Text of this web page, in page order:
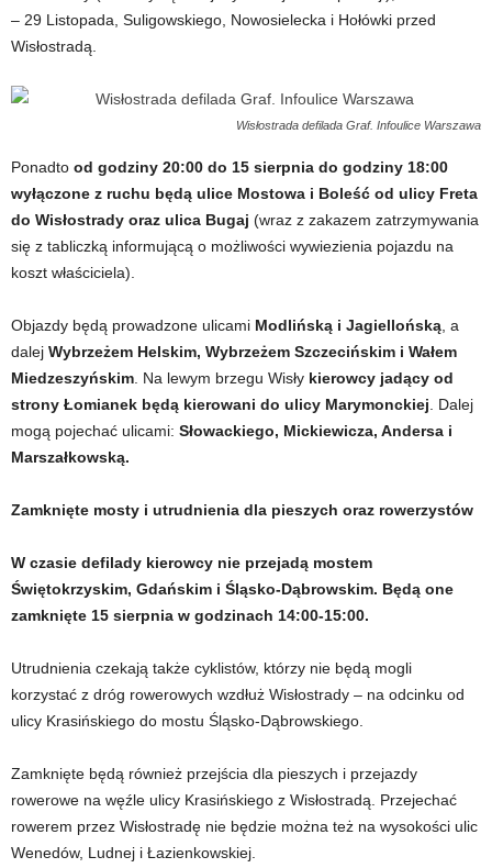
– 29 Listopada, Suligowskiego, Nowosielecka i Hołówki przed
Wisłostradą.
Wisłostrada defilada Graf. Infoulice Warszawa
Ponadto od godziny 20:00 do 15 sierpnia do godziny 18:00
wyłączone z ruchu będą ulice Mostowa i Boleść od ulicy Freta
do Wisłostrady oraz ulica Bugaj (wraz z zakazem zatrzymywania
się z tabliczką informującą o możliwości wywiezienia pojazdu na
koszt właściciela).
Objazdy będą prowadzone ulicami Modlińską i Jagiellońską , a
dalej Wybrzeżem Helskim, Wybrzeżem Szczecińskim i Wałem
Miedzeszyńskim . Na lewym brzegu Wisły kierowcy jadący od
strony Łomianek będą kierowani do ulicy Marymonckiej . Dalej
mogą pojechać ulicami: Słowackiego, Mickiewicza, Andersa i
Marszałkowską.
Zamknięte mosty i utrudnienia dla pieszych oraz rowerzystów
W czasie defilady kierowcy nie przejadą mostem
Świętokrzyskim, Gdańskim i Śląsko-Dąbrowskim. Będą one
zamknięte 15 sierpnia w godzinach 14:00-15:00.
Utrudnienia czekają także cyklistów, którzy nie będą mogli
korzystać z dróg rowerowych wzdłuż Wisłostrady – na odcinku od
ulicy Krasińskiego do mostu Śląsko-Dąbrowskiego.
Zamknięte będą również przejścia dla pieszych i przejazdy
rowerowe na węźle ulicy Krasińskiego z Wisłostradą. Przejechać
rowerem przez Wisłostradę nie będzie można też na wysokości ulic
Wenedów, Ludnej i Łazienkowskiej.